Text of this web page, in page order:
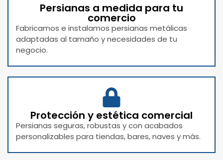
Persianas a medida para tu
comercio
Fabricamos e instalamos persianas metálicas
adaptadas al tamaño y necesidades de tu
negocio.
Protección y estética comercial
Persianas seguras, robustas y con acabados
personalizables para tiendas, bares, naves y más.